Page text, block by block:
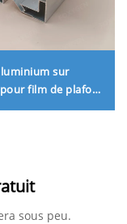
sur
film de plafond
en tissu tendu
sous peu.